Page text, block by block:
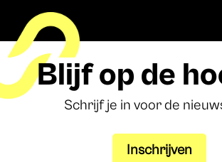
Blijf op de
Schrijf je in voor de
Inschrijven